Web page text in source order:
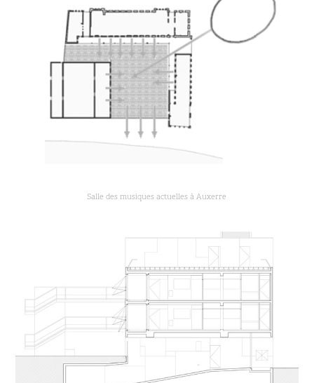
Salle des musiques actuelles à Auxerre